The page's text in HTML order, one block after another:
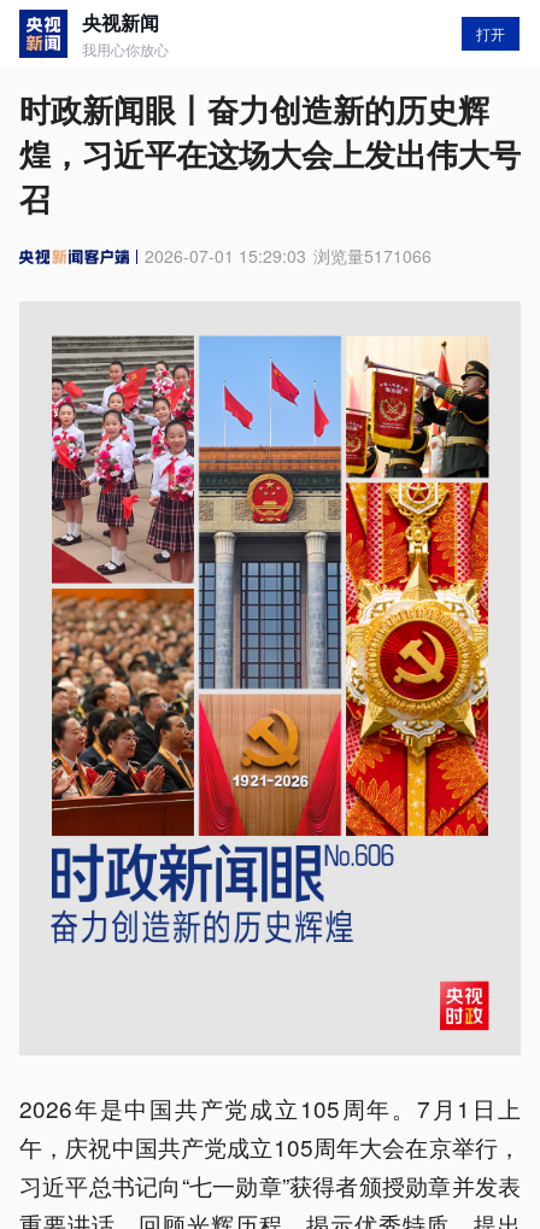
央视新闻
我用心你放心
打开
时政新闻眼丨奋力创造新的历史辉
煌，习近平在这场大会上发出伟大号
召
2026-07-01 15:29:03 浏览量5171066
2026年是中国共产党成立105周年。7月1日上
午，庆祝中国共产党成立105周年大会在京举行，
习近平总书记向“七一勋章”获得者颁授勋章并发表